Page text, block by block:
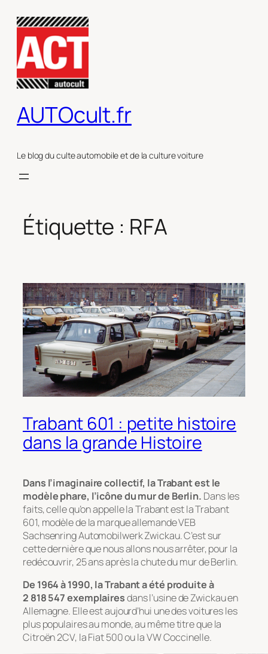
contenu
AUTOcult.fr
Le blog du culte automobile et de la culture voiture
Étiquette : RFA
Trabant 601 : petite histoire
dans la grande Histoire
Dans l’imaginaire collectif, la Trabant est le
modèle phare, l’icône du mur de Berlin. Dans les
faits, celle qu’on appelle la Trabant est la Trabant
601, modèle de la marque allemande VEB
Sachsenring Automobilwerk Zwickau. C’est sur
cette dernière que nous allons nous arrêter, pour la
redécouvrir, 25 ans après la chute du mur de Berlin.
De 1964 à 1990, la Trabant a été produite à
2 818 547exemplairesdans l’usine de Zwickau en
Allemagne. Elle est aujourd’hui une des voitures les
plus populaires au monde, au même titre que la
Citroën 2CV, la Fiat 500 ou la VW Coccinelle.